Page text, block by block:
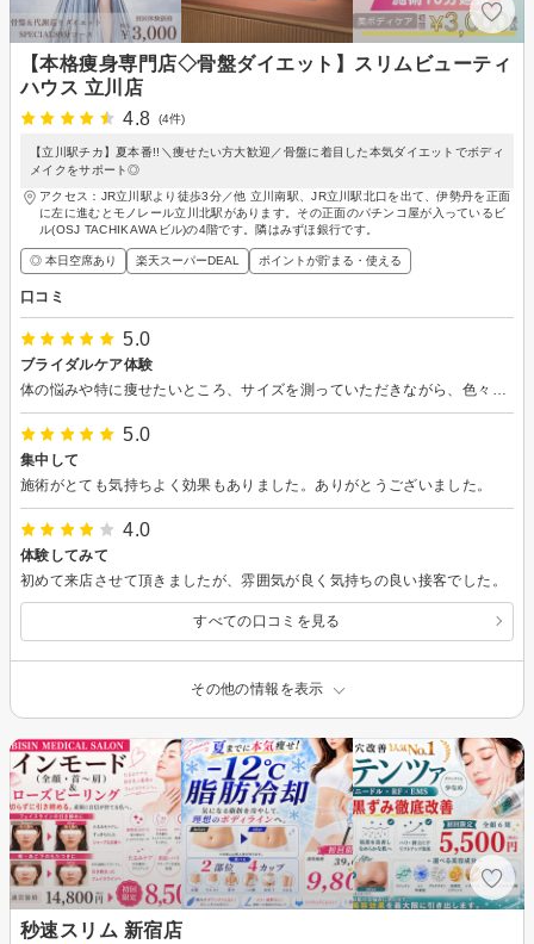
【本格痩身専門店◇骨盤ダイエット】スリムビューティ
ハウス 立川店
4.8
(4件)
【立川駅チカ】夏本番!!＼痩せたい方大歓迎／骨盤に着目した本気ダイエットでボディ
メイクをサポート◎
アクセス：JR立川駅より徒歩3分／他 立川南駅、JR立川駅北口を出て、伊勢丹を正面
に左に進むとモノレール立川北駅があります。その正面のパチンコ屋が入っているビ
ル(OSJ TACHIKAWAビル)の4階です。隣はみずほ銀行です。
◎ 本日空席あり 楽天スーパーDEAL ポイントが貯まる・使える
口コミ
5.0
ブライダルケア体験
5.0
集中して
施術がとても気持ちよく効果もありました。ありがとうございました。
4.0
体験してみて
初めて来店させて頂きましたが、雰囲気が良く気持ちの良い接客でした。
すべての口コミを見る
その他の情報を表示
秒速スリム 新宿店